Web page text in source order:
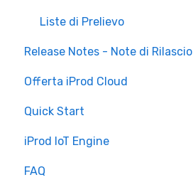
Liste di Prelievo
Release Notes - Note di Rilascio
iProd Cloud
iProd Tablet
Offerta iProd Cloud
Quick Start
Configurazioni Software
iProd IoT Engine
Introduzione
FAQ